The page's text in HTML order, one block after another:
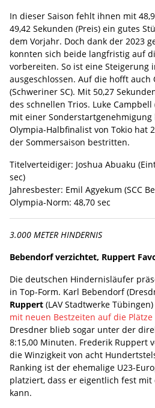
In dieser Saison fehlt ihnen mit
49,42 Sekunden (Preis) ein gutes
dem Vorjahr. Doch dank der 2023
konnten sich beide langfristig auf
vorbereiten. So ist eine Steigerung
ausgeschlossen. Auf die hofft auch
(Schweriner SC). Mit 50,27
des schnellen Trios. Luke
mit einer
Olympia-Halbfinalist von Tokio hat
der Sommersaison bestritten.
Titelverteidiger: Joshua Abuaku
sec)
Jahresbester: Emil Agyekum (SCC
Olympia-Norm: 48,70 sec
3.000 METER HINDERNIS
Bebendorf verzichtet, Ruppert
Die deutschen Hindernisläufer
in Top-Form. Karl Bebendorf
Ruppert (LAV Stadtwerke
mit neuen Bestzeiten auf die
Dresdner blieb sogar unter der
8:15,00 Minuten. Frederik Ruppert
die Winzigkeit von acht
Ranking ist der ehemalige U23-
platziert, dass er eigentlich fest mit
kann.